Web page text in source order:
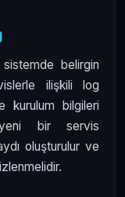
belirgin
ilişkili log
kurulum bilgileri
bir servis
oluşturulur ve